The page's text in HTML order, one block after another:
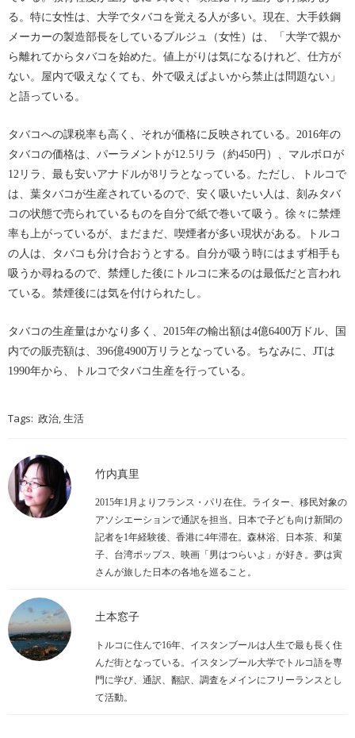
る。特に女性は、大学でタバコを覚える人が多い。現在、大手鉄鋼
メーカーの製造部長をしているブルジュ（女性）は、「大学で親か
ら離れてからタバコを始めた。値上がりは気になるけれど、仕方が
ない。屋内で吸えなくても、外で吸えばよいから禁止は問題ない」
と語っている。
タバコへの課税率も高く、それが価格に反映されている。2016年の
タバコの価格は、パーラメントが12.5リラ（約450円）、マルボロが
12リラ、最も安いアナドルが8リラとなっている。ただし、トルコで
は、葉タバコが生産されているので、安く吸いたい人は、刻みタバ
コの状態で売られているものを自分で紙で巻いて吸う。徐々に禁煙
率も上がっているが、まだまだ、喫煙者が多い現状がある。トルコ
の人は、タバコも分け合おうとする。自分が吸う時にはまず相手も
吸うか尋ねるので、禁煙した後にトルコに来るのは最低だと言われ
ている。禁煙後には気を付けられたし。
タバコの生産量はかなり多く、2015年の輸出額は4億6400万ドル、国
内での販売額は、396億4900万リラとなっている。ちなみに、JTは
1990年から、トルコでタバコ生産を行っている。
Tags: 政治, 生活
竹内真里
2015年1月よりフランス・パリ在住。ライター、移民対象の
アソシエーションで通訳を担当。日本で子ども向け新聞の
記者を1年経験後、香港に4年滞在。森林浴、日本茶、和菓
子、台湾ポップス、映画「男はつらいよ」が好き。夢は寅
さんが旅した日本の各地を巡ること。
土本窓子
トルコに住んで16年、イスタンブールは人生で最も長く住
んだ街となっている。イスタンブール大学でトルコ語を専
門に学び、通訳、翻訳、調査をメインにフリーランスとし
て活動。